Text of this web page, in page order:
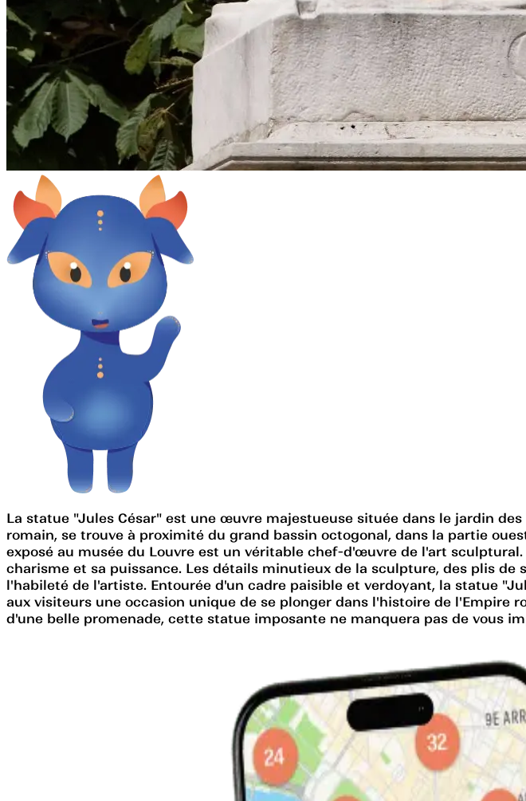
La statue "Jules César" est une œuvre majestueuse située dans le jardin
romain, se trouve à proximité du grand bassin octogonal, dans la partie
exposé au musée du Louvre est un véritable chef-d'œuvre de l'art
charisme et sa puissance. Les détails minutieux de la sculpture, des plis
l'habileté de l'artiste. Entourée d'un cadre paisible et verdoyant, la statue
aux visiteurs une occasion unique de se plonger dans l'histoire de l'Empire
d'une belle promenade, cette statue imposante ne manquera pas de vous